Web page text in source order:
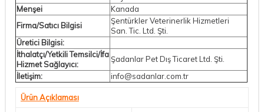
Menşei
Kanada
Firma/Satıcı Bilgisi
Şentürkler Veterinerlik Hizmetleri
San. Tic. Ltd. Şti.
Üretici Bilgisi:
İthalatçı/Yetkili Temsilci/İfa
Hizmet Sağlayıcı:
Şadanlar Pet Dış Ticaret Ltd. Şti.
İletişim:
info@sadanlar.com.tr
Ürün Açıklaması